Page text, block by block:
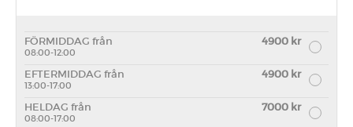
FÖRMIDDAG från 4900 kr
08:00-12:00
EFTERMIDDAG från 4900 kr
13:00-17:00
HELDAG från 7000 kr
08:00-17:00